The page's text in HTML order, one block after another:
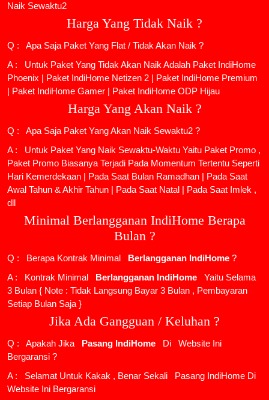
Naik Sewaktu2
Harga Yang Tidak Naik ?
Q : Apa Saja Paket Yang Flat / Tidak Akan Naik ?
A : Untuk Paket Yang Tidak Akan Naik Adalah Paket IndiHome
Phoenix | Paket IndiHome Netizen 2 | Paket IndiHome Premium
| Paket IndiHome Gamer | Paket IndiHome ODP Hijau
Harga Yang Akan Naik ?
Q : Apa Saja Paket Yang Akan Naik Sewaktu2 ?
A : Untuk Paket Yang Naik Sewaktu-Waktu Yaitu Paket Promo ,
Paket Promo Biasanya Terjadi Pada Momentum Tertentu Seperti
Hari Kemerdekaan | Pada Saat Bulan Ramadhan | Pada Saat
Awal Tahun & Akhir Tahun | Pada Saat Natal | Pada Saat Imlek ,
dll
Minimal Berlangganan IndiHome Berapa
Bulan ?
Q : Berapa Kontrak Minimal Berlangganan IndiHome ?
A : Kontrak Minimal
Berlangganan IndiHome
Yaitu Selama
3 Bulan { Note : Tidak Langsung Bayar 3 Bulan , Pembayaran
Setiap Bulan Saja }
Jika Ada Gangguan / Keluhan ?
Q : Apakah Jika Pasang IndiHome Di
Website Ini
Bergaransi ?
A : Selamat Untuk Kakak , Benar Sekali
Pasang IndiHome Di
Website Ini Bergaransi